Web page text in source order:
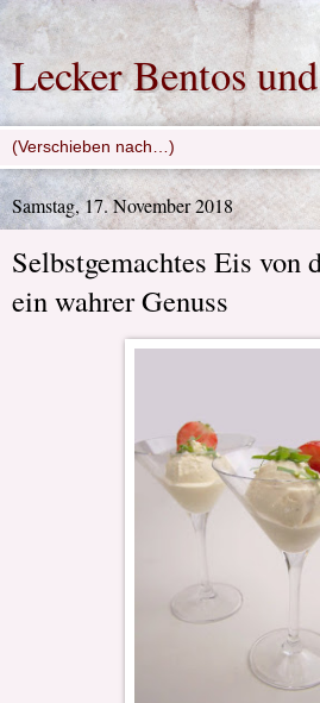
Lecker Bentos
Samstag, 17. November 2018
Selbstgemachtes Eis von
ein wahrer Genuss